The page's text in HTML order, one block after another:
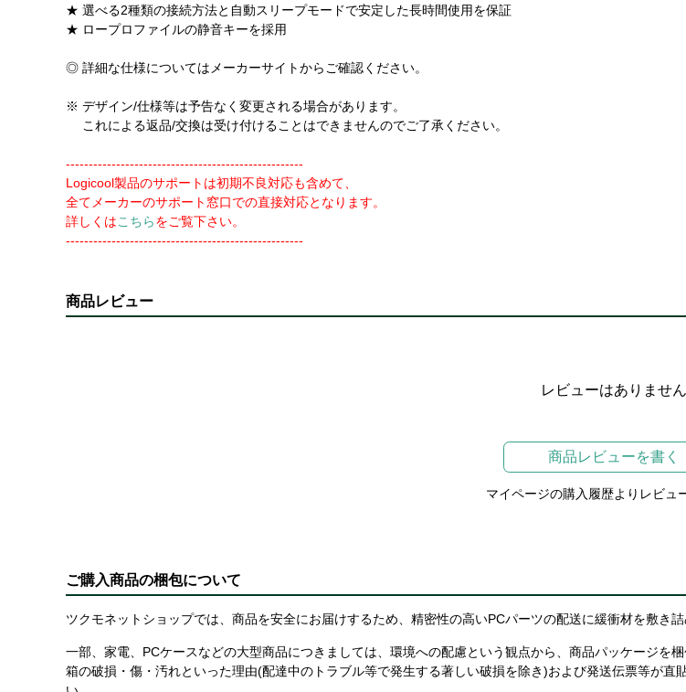
★ 選べる2種類の接続方法と自動スリープモードで安定した長時間使用を保証
★ ロープロファイルの静音キーを採用
◎ 詳細な仕様についてはメーカーサイトからご確認ください。
※ デザイン/仕様等は予告なく変更される場合があります。
これによる返品/交換は受け付けることはできませんのでご了承ください。
----------------------------------------------------
Logicool製品のサポートは初期不良対応も含めて、
全てメーカーのサポート窓口での直接対応となります。
詳しくはこちらをご覧下さい。
----------------------------------------------------
商品レビュー
レビューはありません
商品レビューを書く
マイページの購入履歴よりレビュ
ご購入商品の梱包について
ツクモネットショップでは、商品を安全にお届けするため、精密性の高いPCパーツの配送に緩衝材を敷き
一部、家電、PCケースなどの大型商品につきましては、環境への配慮という観点から、商品パッケージを
箱の破損・傷・汚れといった理由(配達中のトラブル等で発生する著しい破損を除き)および発送伝票等が